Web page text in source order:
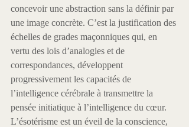
concevoir une abstraction sans la définir par
une image concrète. C’est la justification des
échelles de grades maçonniques qui, en
vertu des lois d’analogies et de
correspondances, développent
progressivement les capacités de
l’intelligence cérébrale à transmettre la
pensée initiatique à l’intelligence du cœur.
L’ésotérisme est un éveil de la conscience,